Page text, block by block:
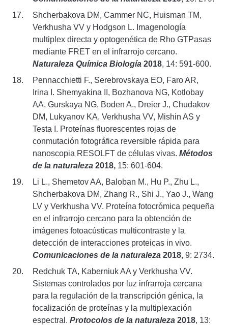
Shcherbakova DM, Cammer NC, Huisman TM,
Verkhusha VV y Hodgson L. Imagenología
multiplex directa y optogenética de Rho GTPasas
mediante FRET en el infrarrojo cercano.
Naturaleza Química Biología 2018, 14: 591-600.
Pennacchietti F., Serebrovskaya EO, Faro AR,
Irina I. Shemyakina II, Bozhanova NG, Kotlobay
AA, Gurskaya NG, Boden A., Dreier J., Chudakov
DM, Lukyanov KA, Verkhusha VV, Mishin AS y
Testa I. Proteínas fluorescentes rojas de
conmutación fotográfica reversible rápida para
nanoscopia RESOLFT de células vivas. Métodos
de la naturaleza 2018, 15: 601-604.
Li L., Shemetov AA, Baloban M., Hu P., Zhu L.,
Shcherbakova DM, Zhang R., Shi J., Yao J., Wang
LV y Verkhusha VV. Proteína fotocrómica pequeña
en el infrarrojo cercano para la obtención de
imágenes fotoacústicas multicontraste y la
detección de interacciones proteicas in vivo.
Comunicaciones de la naturaleza 2018, 9: 2734.
Redchuk TA, Kaberniuk AA y Verkhusha VV.
Sistemas controlados por luz infrarroja cercana
para la regulación de la transcripción génica, la
focalización de proteínas y la multiplexación
espectral. Protocolos de la naturaleza 2018, 13: